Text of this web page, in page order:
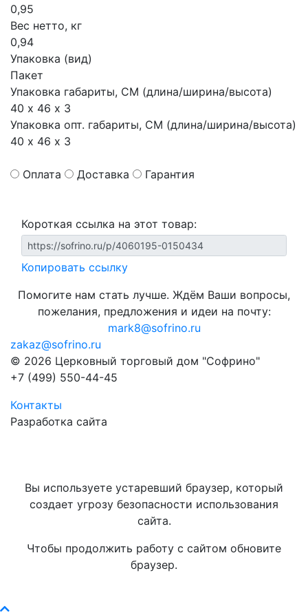
0,95
Вес нетто, кг
0,94
Упаковка (вид)
Пакет
Упаковка габариты, СМ (длина/ширина/высота)
40 х 46 х 3
Упаковка опт. габариты, СМ (длина/ширина/высота)
40 х 46 х 3
Оплата Доставка Гарантия
Короткая ссылка на этот товар:
Копировать ссылку
Помогите нам стать лучше. Ждём Ваши вопросы,
пожелания, предложения и идеи на почту:
mark8@sofrino.ru
zakaz@sofrino.ru
© 2026 Церковный торговый дом "Софрино"
+7 (499) 550-44-45
Контакты
Разработка сайта
Вы используете устаревший браузер, который
создает угрозу безопасности использования
сайта.
Чтобы продолжить работу с сайтом обновите
браузер.